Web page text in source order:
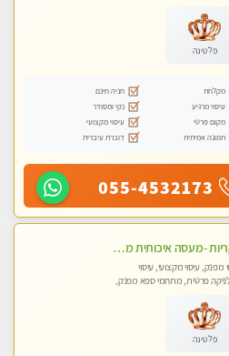
פלטינה
מקלחת
חניה חינם
עיסוי מרגיע
נקי ומסודר
מקום פרטי
עיסוי מקצועי
תמונה אמיתית
דוברת עיברית
055-4532173
בקריות -מעסה איכותית מקצועית ומפנקת
מפנק, עיסוי מקצועי, עיסוי
פרטית, מתחמי ספא מפנק,
פלטינה